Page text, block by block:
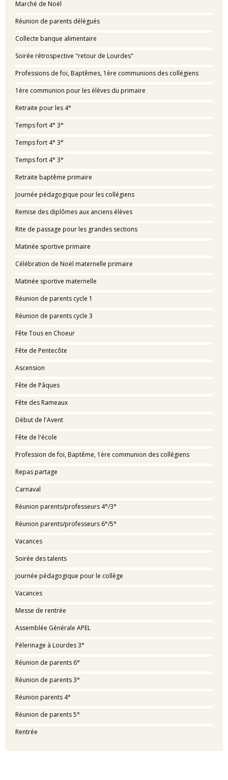
Marché de Noël
Réunion de parents délégués
Collecte banque alimentaire
Soirée rétrospective "retour de Lourdes"
Professions de foi, Baptêmes, 1ère communions des collégiens
1ère communion pour les élèves du primaire
Retraite pour les 4°
Temps fort 4° 3°
Temps fort 4° 3°
Temps fort 4° 3°
Retraite baptême primaire
Journée pédagogique pour les collégiens
Remise des diplômes aux anciens élèves
Rite de passage pour les grandes sections
Matinée sportive primaire
Célébration de Noël maternelle primaire
Matinée sportive maternelle
Réunion de parents cycle 1
Réunion de parents cycle 3
Fête Tous en Choeur
Fête de Pentecôte
Ascension
Fête de Pâques
Fête des Rameaux
Début de l'Avent
Fête de l'école
Profession de foi, Baptême, 1ère communion des collégiens
Repas partage
Carnaval
Réunion parents/professeurs 4°/3°
Réunion parents/professeurs 6°/5°
Vacances
Soirée des talents
journée pédagogique pour le collège
Vacances
Messe de rentrée
Assemblée Générale APEL
Pèlerinage à Lourdes 3°
Réunion de parents 6°
Réunion de parents 3°
Réunion parents 4°
Réunion de parents 5°
Rentrée